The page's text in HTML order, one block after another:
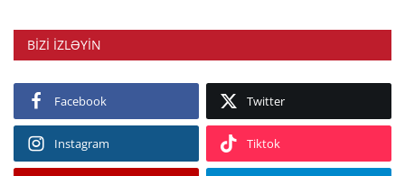
BIZI IZLƏYIN
Facebook Twitter
Instagram Tiktok